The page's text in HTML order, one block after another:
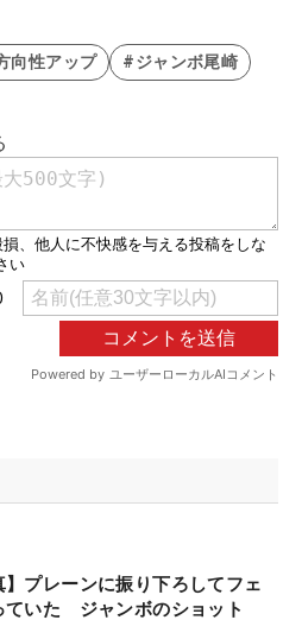
向性アップ #ジャンボ尾崎
】プレーンに振り下ろしてフェ
ていた ジャンボのショット